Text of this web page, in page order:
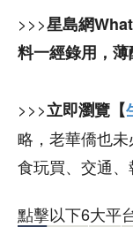
>>>星島網
料一經錄用，薄
>>>立即瀏覽【
略，老華僑也未
食玩買、交通、
點擊以下6大平